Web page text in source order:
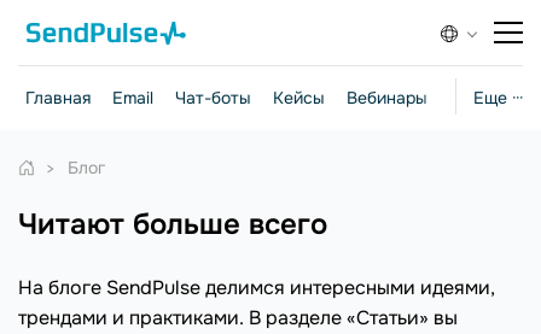
Еще ···
Главная Email Чат-боты Кейсы Вебинары Стратегии
Блог
Читают больше всего
На блоге SendPulse делимся интересными идеями,
трендами и практиками. В разделе «Статьи» вы